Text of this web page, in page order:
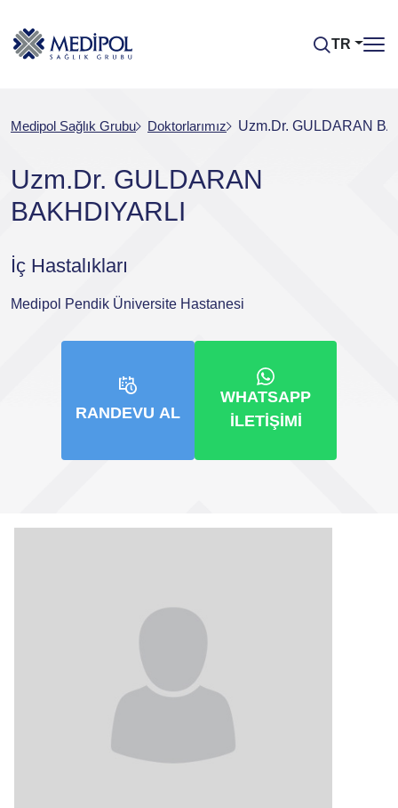
TR
Medipol Sağlık Grubu Doktorlarımız Uzm.Dr. GULDARAN
Uzm.Dr. GULDARAN
BAKHDIYARLI
İç Hastalıkları
Medipol Pendik Üniversite Hastanesi
RANDEVU AL
WHATSAPP
İLETIŞIMI